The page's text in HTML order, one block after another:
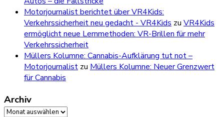
Motorjournalist berichtet über VR4Kids:
Verkehrssicherheit neu gedacht - VR4Kids zu VR4Kids
ermöglicht neue Lernmethoden: VR-Brillen für mehr
Verkehrssicherheit
Müllers Kolumne: Cannabis-Aufklärung tut not –
Motorjournalist zu Müllers Kolumne: Neuer Grenzwert
für Cannabis
Archiv
Archiv